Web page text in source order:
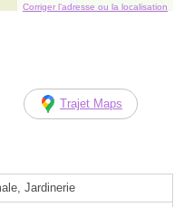
Corriger l’adresse ou la localisation
Trajet Maps
Jardinerie